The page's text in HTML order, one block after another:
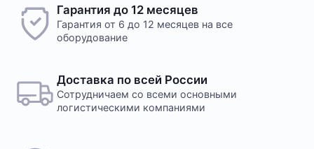
Гарантия до 12 месяцев
Гарантия от 6 до 12 месяцев на все
оборудование
Доставка по всей России
Сотрудничаем со всеми основными
логистическими компаниями